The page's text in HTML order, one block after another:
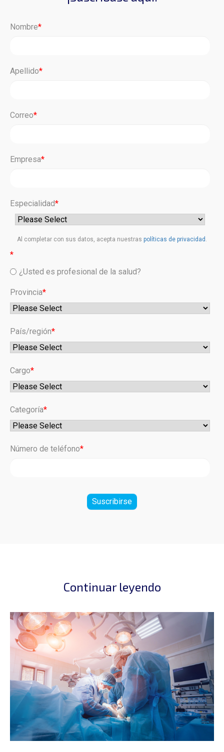
Nombre*
Apellido*
Correo*
Empresa*
Especialidad*
Al completar con sus datos, acepta nuestras políticas de privacidad .
*
¿Usted es profesional de la salud?
Provincia*
País/región*
Cargo*
Categoría*
Número de teléfono*
Continuar leyendo